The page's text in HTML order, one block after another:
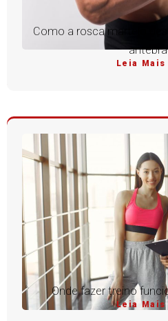
Como a rosca martelo
Leia Mais
Onde fazer treino
Leia Mais